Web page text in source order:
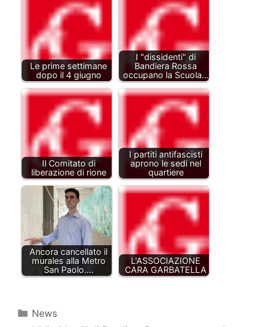
Le prime settimane
dopo il 4 giugno
I "dissidenti" di
Bandiera Rossa
occupano la Scuola…
Il Comitato di
liberazione di rione
I partiti antifascisti
aprono le sedi nel
quartiere
Ancora cancellato il
murales alla Metro
San Paolo.…
L'ASSOCIAZIONE
CARA GARBATELLA
Categorie
News